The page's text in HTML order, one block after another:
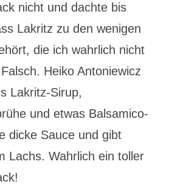
nicht und dachte bis
Lakritz zu den wenigen
die ich wahrlich nicht
Heiko Antoniewicz
Lakritz-Sirup,
und etwas Balsamico-
dicke Sauce und gibt
Lachs. Wahrlich ein toller